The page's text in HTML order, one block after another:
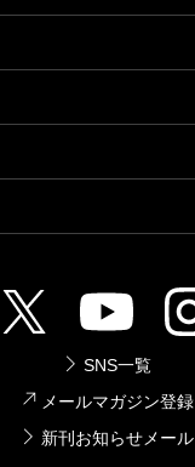
SNS一覧
メールマガジン登録
新刊お知らせメール